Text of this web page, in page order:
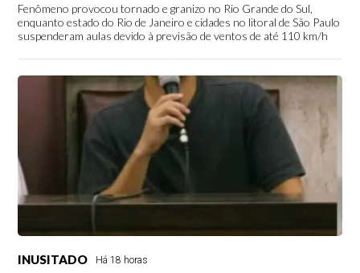
Fenômeno provocou tornado e granizo no Rio Grande do Sul,
enquanto estado do Rio de Janeiro e cidades no litoral de São Paulo
suspenderam aulas devido à previsão de ventos de até 110 km/h
INUSITADO Há 18 horas